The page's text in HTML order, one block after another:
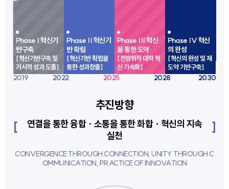
Phase | 혁신기
반구축
[혁신기반구축 및
가시적 성과 도출]
2019
Phase || 혁신기
반 확립
[혁신기반 확립을
통한 성과창출]
2022
Phase ||| 혁신
을 통한 도약
[전방위적 대학 혁
신 가속화]
2025
Phase |V 혁신
의 완성
[혁신의 완성 및 재
도약 기반구축]
2028 2030
추진방향
연결을 통한 융합 · 소통을 통한 화합 · 혁신의 지속
실천
CONVERGENCE THROUGH CONNECTION, UNITY THROUGH C
OMMUNICATION, PRACTICE OF INNOVATION